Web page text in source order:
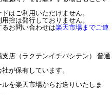
はご利用いただけません。
控は発行しておりません。
お問い合わせは楽天市場までご連
店（ラクテンイチバシテン） 普通
が保有しています。
を楽天市場からお送りいたしま